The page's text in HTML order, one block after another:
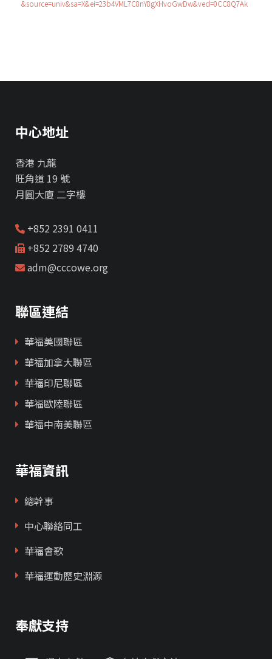
&source=univ&sa=X&ei=23b4VML7C8nY8gXHvoGwDw&ved=0CC8Q7Ak
中心地址
香港 九龍
旺角道 19 號
月圓大廈 二字樓
+852 2391 0411
+852 2789 4740
adm@cccowe.org
聯區連結
華福美國聯區
華福加拿大聯區
華福印尼聯區
華福歐陸聯區
華福中南美聯區
華福資訊
總幹事
中心聯絡同工
華福會歌
華福運動歷史淵源
奉獻支持